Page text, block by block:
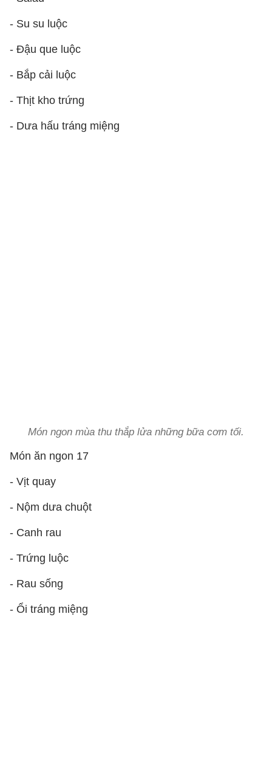
- Su su luộc
- Đậu que luộc
- Bắp cải luộc
- Thịt kho trứng
- Dưa hấu tráng miệng
Món ngon mùa thu thắp lửa những bữa cơm tối.
Món ăn ngon 17
- Vịt quay
- Nộm dưa chuột
- Canh rau
- Trứng luộc
- Rau sống
- Ổi tráng miệng